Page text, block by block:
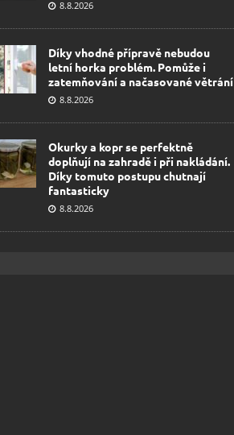
8.8.2026
Díky vhodné přípravě nebudou
letní horka problém. Pomůže i
zatemňování a načasované větrání
8.8.2026
Okurky a kopr se perfektně
doplňují na zahradě i při nakládání.
Díky tomuto postupu chutnají
fantasticky
8.8.2026